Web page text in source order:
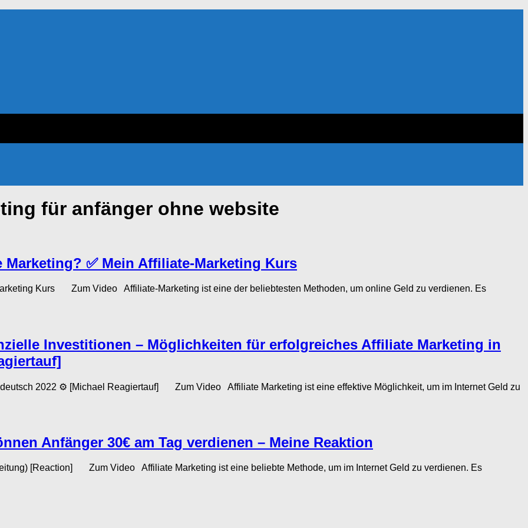
für anfänger ohne website
✅ Mein Affiliate-Marketing Kurs
Kurs Zum Video Affiliate-Marketing ist eine der beliebtesten Methoden, um online Geld zu verdienen. Es
Investitionen – Möglichkeiten für erfolgreiches Affiliate Marketing in
2022 ⚙️ [Michael Reagiertauf] Zum Video Affiliate Marketing ist eine effektive Möglichkeit, um im Internet Geld zu
Anfänger 30€ am Tag verdienen – Meine Reaktion
[Reaction] Zum Video Affiliate Marketing ist eine beliebte Methode, um im Internet Geld zu verdienen. Es